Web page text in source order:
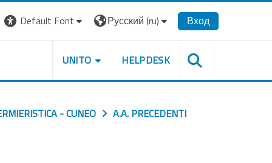
Default Font
Русский ‎(ru)‎ Вход
UNITO HELPDESK
- CUNEO
A.A. PRECEDENTI